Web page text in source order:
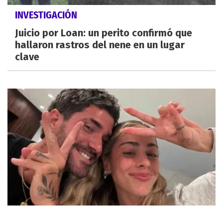
INVESTIGACIÓN
Juicio por Loan: un perito confirmó que
hallaron rastros del nene en un lugar
clave